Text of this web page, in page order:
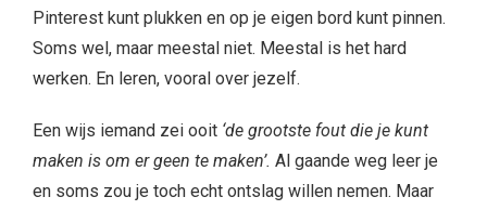
Pinterest kunt plukken en op je eigen bord kunt pinnen.
Soms wel, maar meestal niet. Meestal is het hard
werken. En leren, vooral over jezelf.
Een wijs iemand zei ooit ‘de grootste fout die je kunt
maken is om er geen te maken’. Al gaande weg leer je
en soms zou je toch echt ontslag willen nemen. Maar